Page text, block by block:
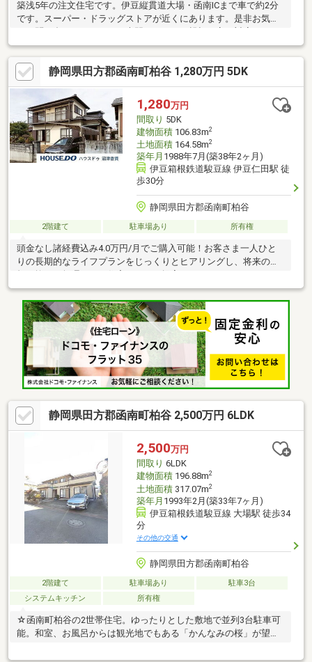
築浅5年の注文住宅です。伊豆縦貫道大場・函南ICまで車で約2分
です。スーパー・ドラッグストアが近くにあります。是非お気軽
ます。
静岡県田方郡函南町柏谷 1,280万円 5DK
1,280万円
間取り 5DK
建物面積106.83m2
土地面積164.58m2
築年月 1988年7月(築38年2ヶ月)
伊豆箱根鉄道駿豆線 伊豆仁田駅 徒
歩30分
静岡県田方郡函南町柏谷
2階建て 駐車場あり 所有権
頭金なし諸経費込み4.0万円/月でご購入可能！お客さま一人ひと
りの長期的なライフプランをじっくりとヒアリングし、将来の負
静岡県田方郡函南町柏谷 2,500万円 6LDK
2,500万円
間取り 6LDK
建物面積196.88m2
土地面積317.07m2
築年月 1993年2月(築33年7ヶ月)
伊豆箱根鉄道駿豆線 大場駅 徒歩34
分
その他の交通
静岡県田方郡函南町柏谷
2階建て 駐車場あり
駐車3台
システムキッチン
所有権
☆函南町柏谷の2世帯住宅。ゆったりとした敷地で並列3台駐車可
能。和室、お風呂からは観光地でもある「かんなみの桜」が望め